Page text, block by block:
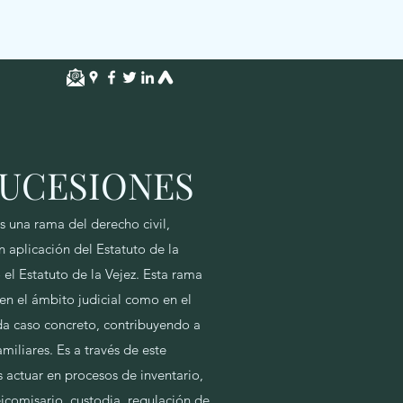
una rama del derecho civil,
aplicación del Estatuto de la
Estatuto de la Vejez. Esta rama
el ámbito judicial como en el
caso concreto, contribuyendo a
Es a través de este
en procesos de inventario,